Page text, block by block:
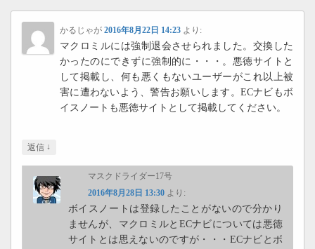
かるじゃが 2016年8月22日 14:23 より:
マクロミルには強制退会させられました。交換した
かったのにできずに強制的に・・・。悪徳サイトと
して掲載し、何も悪くもないユーザーがこれ以上被
害に遭わないよう、警告お願いします。ECナビもボ
イスノートも悪徳サイトとして掲載してください。
返信 ↓
マスクドライダー17号
2016年8月28日 13:30 より:
ボイスノートは登録したことがないので分かり
ませんが、マクロミルとECナビについては悪徳
サイトとは思えないのですが・・・ECナビとボ